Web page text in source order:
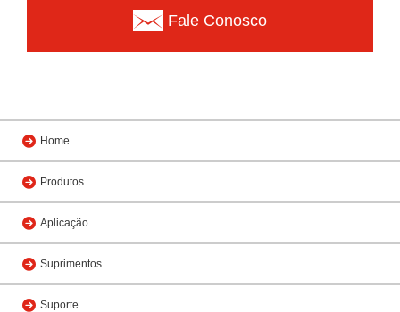
Fale Conosco
Home
Produtos
Aplicação
Suprimentos
Suporte